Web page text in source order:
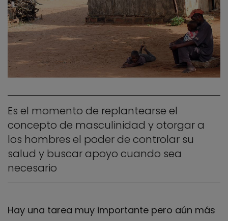
Es el momento de replantearse el
concepto de masculinidad y otorgar a
los hombres el poder de controlar su
salud y buscar apoyo cuando sea
necesario
Hay una tarea muy importante pero aún más